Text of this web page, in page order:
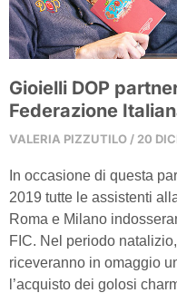
Gioielli DOP
Federazione
VALERIA PIZZUTILO 20
In occasione di questa
2019 tutte le assistenti
Roma e Milano
FIC. Nel periodo
riceveranno in omaggio
l’acquisto dei golosi